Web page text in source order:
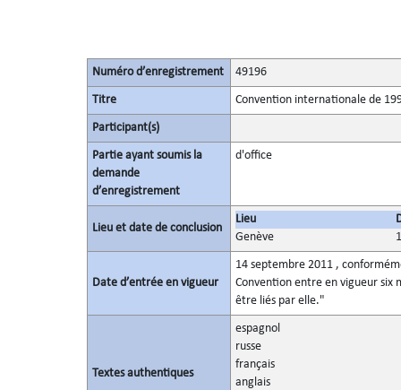
Numéro d’enregistrement 49196
Titre Convention internationale de
Participant(s)
Partie ayant soumis la
demande
d’enregistrement
d'office
Lieu et date de conclusion
Lieu
Genève
Date d’entrée en vigueur
14 septembre 2011 ,
Convention entre en vigueur six
être liés par elle."
Textes authentiques
espagnol
russe
français
anglais